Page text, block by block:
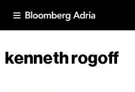
kenneth rogoff